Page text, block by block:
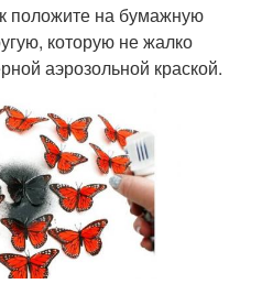
положите на бумажную
которую не жалко
аэрозольной краской.